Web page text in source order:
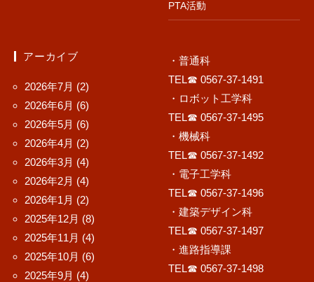
PTA活動
アーカイブ
2026年7月 (2)
2026年6月 (6)
2026年5月 (6)
2026年4月 (2)
2026年3月 (4)
2026年2月 (4)
2026年1月 (2)
2025年12月 (8)
2025年11月 (4)
2025年10月 (6)
2025年9月 (4)
・普通科
TEL☎ 0567-37-1491
・ロボット工学科
TEL☎ 0567-37-1495
・機械科
TEL☎ 0567-37-1492
・電子工学科
TEL☎ 0567-37-1496
・建築デザイン科
TEL☎ 0567-37-1497
・進路指導課
TEL☎ 0567-37-1498